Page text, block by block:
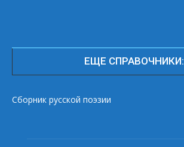
ЕЩЕ СПРАВОЧНИКИ:
Сборник русской поэзии